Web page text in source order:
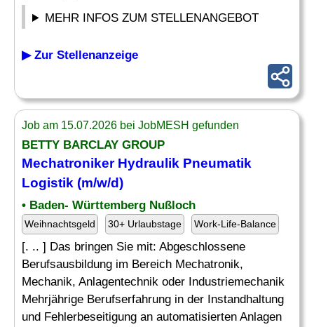
MEHR INFOS ZUM STELLENANGEBOT
▶ Zur Stellenanzeige
Job am 15.07.2026 bei JobMESH gefunden
BETTY BARCLAY GROUP
Mechatroniker Hydraulik Pneumatik
Logistik (m/w/d)
• Baden- Württemberg Nußloch
Weihnachtsgeld 30+ Urlaubstage Work-Life-Balance
[. .. ] Das bringen Sie mit: Abgeschlossene
Berufsausbildung im Bereich Mechatronik,
Mechanik, Anlagentechnik oder Industriemechanik
Mehrjährige Berufserfahrung in der Instandhaltung
und Fehlerbeseitigung an automatisierten Anlagen